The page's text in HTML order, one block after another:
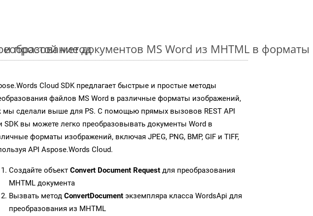
простой методдокументов MS Word из MHTML в
Cloud SDK предлагает быстрые и простые методы
файлов MS Word в различные форматы изображений,
мы сделали выше для PS. С помощью прямых вызовов REST API
SDK вы можете легко преобразовывать документы Word в
форматы изображений, включая JPEG, PNG, BMP, GIF и TIFF,
API Aspose.Words Cloud.
Создайте объект Convert Document Request для преобразования
MHTML документа
Вызвать метод ConvertDocument экземпляра класса WordsApi для
преобразования из MHTML